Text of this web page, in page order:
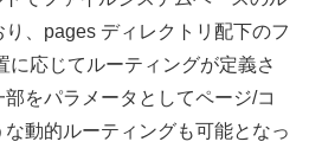
、pages ディレクトリ配下のフ
に応じてルーティングが定義さ
をパラメータとしてページ/コ
動的ルーティングも可能となっ